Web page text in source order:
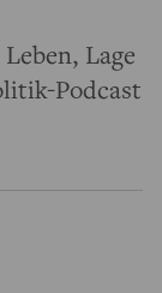
Lage
Podcast